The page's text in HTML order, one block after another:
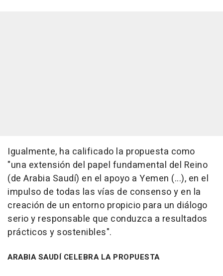
Igualmente, ha calificado la propuesta como
"una extensión del papel fundamental del Reino
(de Arabia Saudí) en el apoyo a Yemen (...), en el
impulso de todas las vías de consenso y en la
creación de un entorno propicio para un diálogo
serio y responsable que conduzca a resultados
prácticos y sostenibles".
ARABIA SAUDÍ CELEBRA LA PROPUESTA